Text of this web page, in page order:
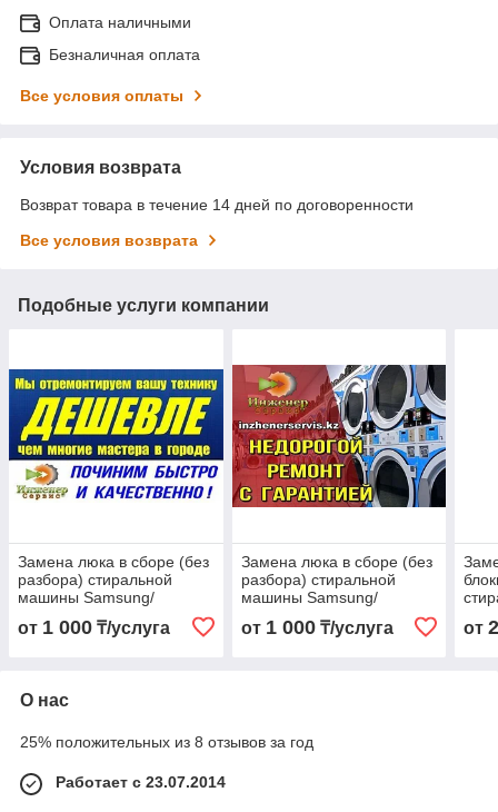
Оплата наличными
Безналичная оплата
Все условия оплаты
Условия возврата
Возврат товара в течение 14 дней по договоренности
Все условия возврата
Подобные услуги компании
Замена люка в сборе (без
разбора) стиральной
машины Samsung/
от 1 000 ₸/услуга
Замена люка в сборе (без
разбора) стиральной
машины Samsung/
от 1 000₸/услуга от
О нас
25% положительных из 8 отзывов за год
Работает с 23.07.2014